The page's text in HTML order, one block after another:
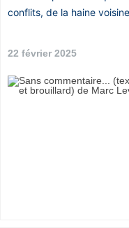
conflits, de la haine
22 février 2025